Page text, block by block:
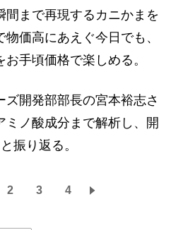
間まで再現するカニかまを
価高にあえぐ今日でも、
手頃価格で楽しめる。
開発部部長の宮本裕志さ
ミノ酸成分まで解析し、開
振り返る。
2 3 4